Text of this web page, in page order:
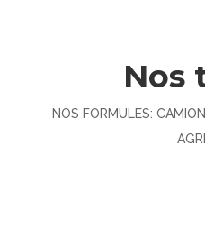
Nos
NOS FORMULES: